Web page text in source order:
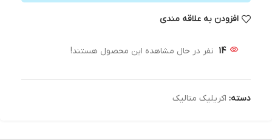
افزودن به علاقه مندی
14 نفر در حال مشاهده این محصول هستند!
دسته: اکریلیک متالیک